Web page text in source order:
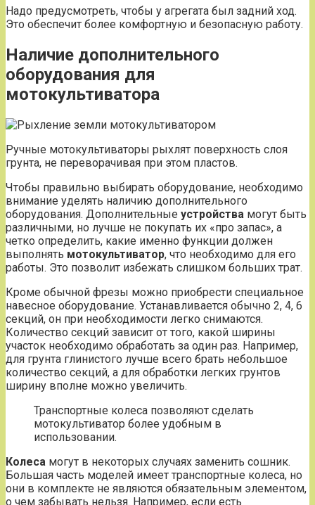
Надо предусмотреть, чтобы у агрегата был задний ход.
Это обеспечит более комфортную и безопасную работу.
Наличие дополнительного
оборудования для
мотокультиватора
Ручные мотокультиваторы рыхлят поверхность слоя
грунта, не переворачивая при этом пластов.
Чтобы правильно выбирать оборудование, необходимо
внимание уделять наличию дополнительного
оборудования. Дополнительные устройства могут быть
различными, но лучше не покупать их «про запас», а
четко определить, какие именно функции должен
выполнять мотокультиватор, что необходимо для его
работы. Это позволит избежать слишком больших трат.
Кроме обычной фрезы можно приобрести специальное
навесное оборудование. Устанавливается обычно 2, 4, 6
секций, он при необходимости легко снимаются.
Количество секций зависит от того, какой ширины
участок необходимо обработать за один раз. Например,
для грунта глинистого лучше всего брать небольшое
количество секций, а для обработки легких грунтов
ширину вполне можно увеличить.
Транспортные колеса позволяют сделать
мотокультиватор более удобным в
использовании.
Колеса могут в некоторых случаях заменить сошник.
Большая часть моделей имеет транспортные колеса, но
они в комплекте не являются обязательным элементом,
о чем забывать нельзя. Например, если есть